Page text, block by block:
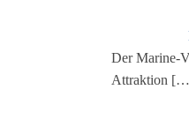
Der Marine-
Attraktion